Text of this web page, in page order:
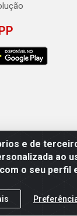
e de
ao
o seu perfil
Comercio de